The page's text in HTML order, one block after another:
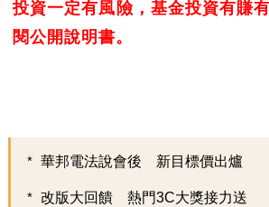
投資一定有風險，基金投資有賺
閱公開說明書。
華邦電法說會後 新目標價出爐
改版大回饋 熱門3C大獎接力送